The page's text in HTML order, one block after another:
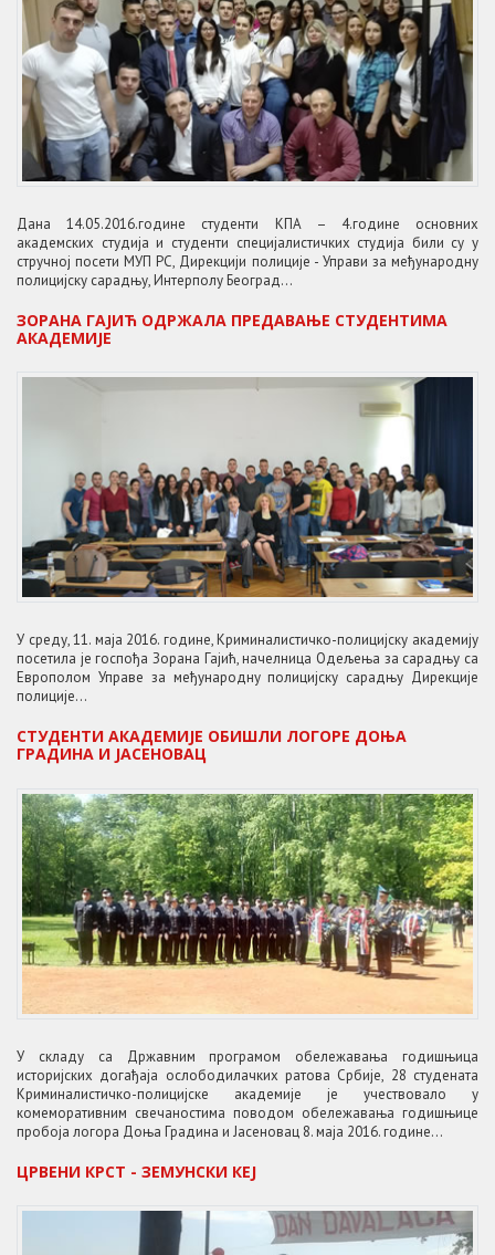
Дана 14.05.2016.године студенти КПА – 4.године основних
академских студија и студенти специјалистичких студија били су у
стручној посети МУП РС, Дирекцији полиције - Управи за међународну
полицијску сарадњу, Интерполу Београд...
ЗОРАНА ГАЈИЋ ОДРЖАЛА ПРЕДАВАЊЕ СТУДЕНТИМА
АКАДЕМИЈЕ
У среду, 11. маја 2016. године, Криминалистичко-полицијску академију
посетила је госпођа Зорана Гајић, начелница Одељења за сарадњу са
Европолом Управе за међународну полицијску сарадњу Дирекције
полиције...
СТУДЕНТИ АКАДЕМИЈЕ ОБИШЛИ ЛОГОРЕ ДОЊА
ГРАДИНА И ЈАСЕНОВАЦ
У складу са Државним програмом обележавања годишњица
историјских догађаја ослободилачких ратова Србије, 28 студената
Криминалистичко-полицијске академије je учествовало у
комеморативним свечаностима поводом oбележавањa годишњице
пробоја логора Доња Градина и Јасеновац 8. маја 2016. године...
ЦРВЕНИ КРСТ - ЗЕМУНСКИ КЕЈ